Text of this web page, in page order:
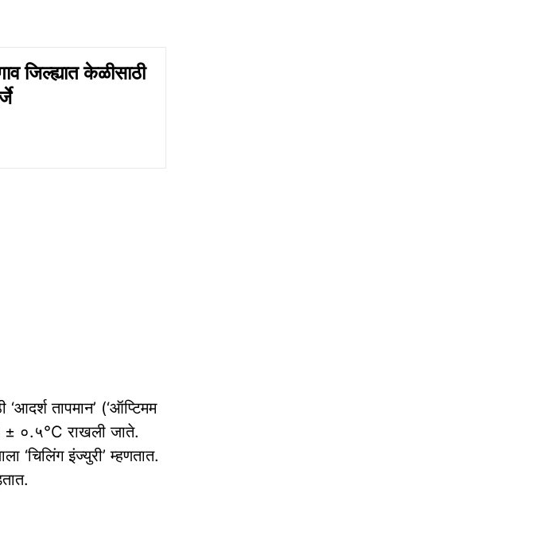
केळीसाठी
तापमान’ (‘ऑप्टिमम
± ०.५°C राखली जाते.
‘चिलिंग इंज्युरी’ म्हणतात.